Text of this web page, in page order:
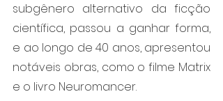
subgênero alternativo da ficção
científica, passou a ganhar forma,
e ao longo de 40 anos, apresentou
notáveis obras, como o filme Matrix
e o livro Neuromancer.